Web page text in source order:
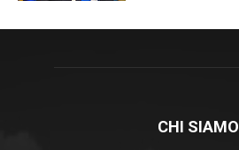
CHI SIAMO